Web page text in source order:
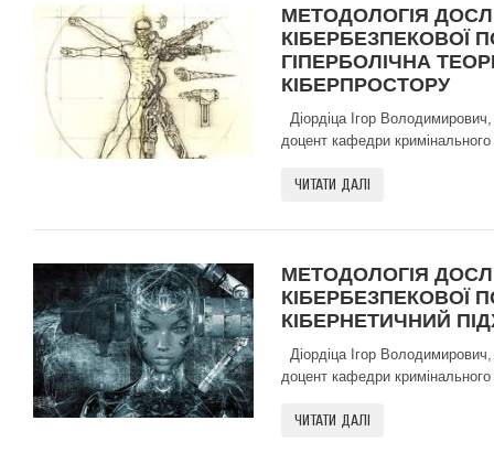
МЕТОДОЛОГІЯ
КІБЕРБЕЗПЕКОВОЇ
ГІПЕРБОЛІЧНА
КІБЕРПРОСТОРУ
Діордіца Ігор
доцент кафедри
ЧИТАТИ ДАЛІ
МЕТОДОЛОГІЯ
КІБЕРБЕЗПЕКОВОЇ
КІБЕРНЕТИЧНИЙ
Діордіца Ігор
доцент кафедри
ЧИТАТИ ДАЛІ